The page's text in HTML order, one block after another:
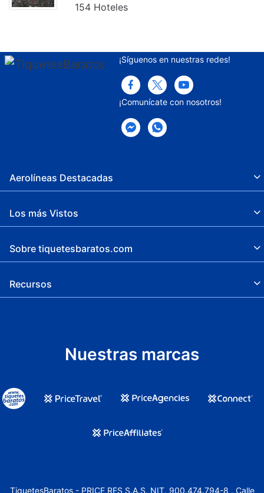
154 Hoteles
¡Síguenos en nuestras redes!
¡Comunícate con nosotros!
Aerolíneas Destacadas
Los más Vistos
Sobre tiquetesbaratos.com
Recursos
Nuestras marcas
TiquetesBaratos - PRICE RES S.A.S. NIT. 900.474.794-8 , Calle